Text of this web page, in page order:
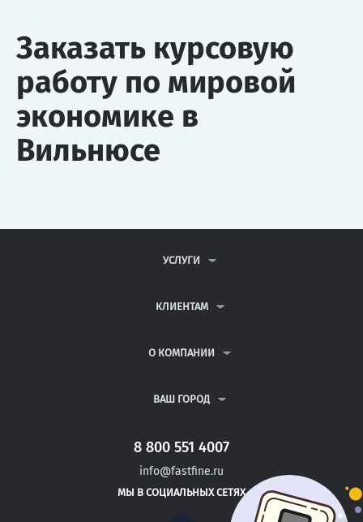
Заказать курсовую
работу по мировой
экономике в
Вильнюсе
УСЛУГИ
ДИПЛОМНЫЕ РАБОТЫ
РЕФЕРАТЫ
КЛИЕНТАМ
ВОПРОСЫ И ОТВЕТЫ
ПОЛИТИКА КОНФИДЕНЦИАЛЬНОСТИ
О КОМПАНИИ
КОНТАКТЫ
ВАШ ГОРОД
САНКТ-ПЕТЕРБУРГ
РИГА
ТАЛЛИН
8 800 551 4007
info@fastfine.ru
МЫ В СОЦИАЛЬНЫХ СЕТЯХ